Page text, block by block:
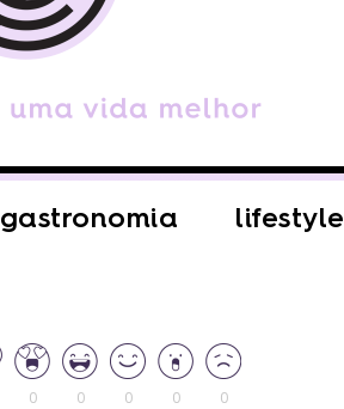
gastronomia lifestyle
0 0 0 0 0